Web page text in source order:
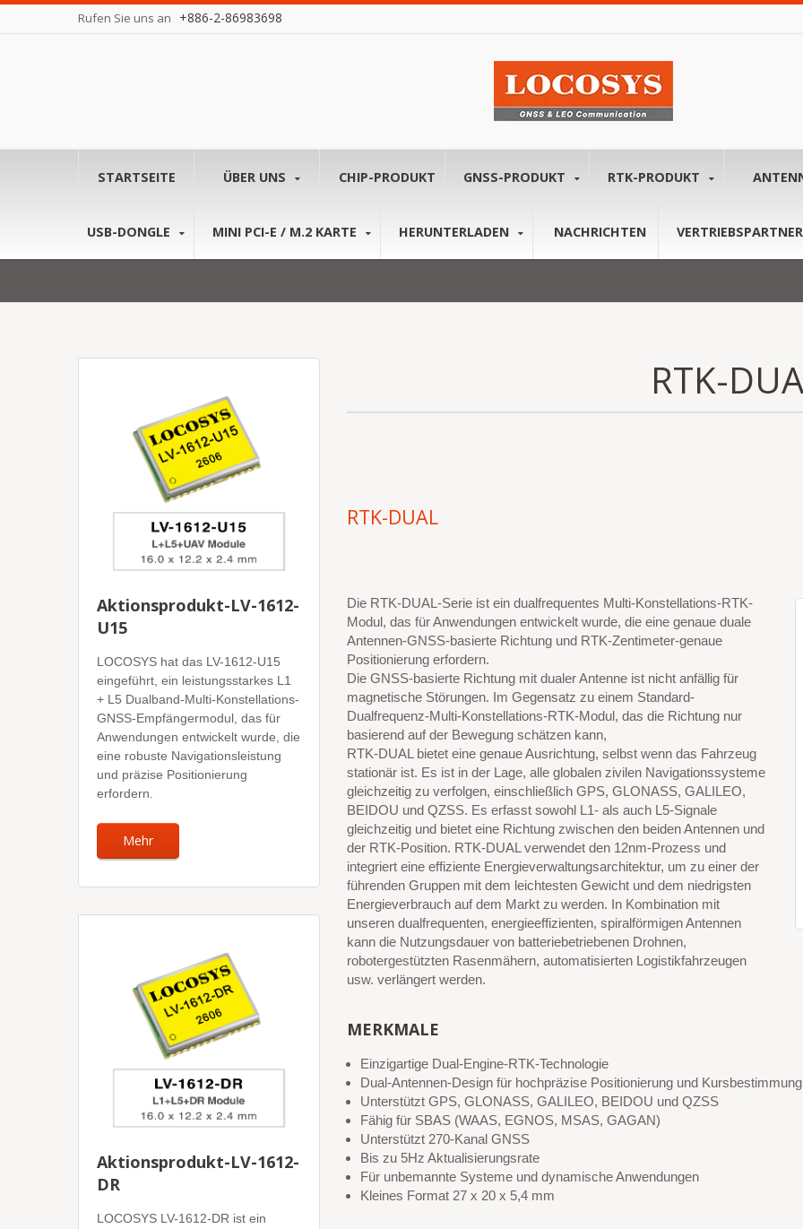
Rufen Sie uns an +886-2-86983698
STARTSEITE ÜBER UNS CHIP-PRODUKT GNSS-PRODUKT RTK-PRODUKT
USB-DONGLE MINI PCI-E / M.2 KARTE HERUNTERLADEN NACHRICHTEN VERTRIEBSPARTNER
Aktionsprodukt-LV-1612-
U15
LOCOSYS hat das LV-1612-U15
eingeführt, ein leistungsstarkes L1
+ L5 Dualband-Multi-Konstellations-
GNSS-Empfängermodul, das für
Anwendungen entwickelt wurde, die
eine robuste Navigationsleistung
und präzise Positionierung
erfordern.
Mehr
Aktionsprodukt-LV-1612-
DR
LOCOSYS LV-1612-DR ist ein
RTK-
RTK-DUAL
Die RTK-DUAL-Serie ist ein dualfrequentes Multi-Konstellations-RTK-
Modul, das für Anwendungen entwickelt wurde, die eine genaue duale
Antennen-GNSS-basierte Richtung und RTK-Zentimeter-genaue
Positionierung erfordern.
Die GNSS-basierte Richtung mit dualer Antenne ist nicht anfällig für
magnetische Störungen. Im Gegensatz zu einem Standard-
Dualfrequenz-Multi-Konstellations-RTK-Modul, das die Richtung nur
basierend auf der Bewegung schätzen kann,
RTK-DUAL bietet eine genaue Ausrichtung, selbst wenn das Fahrzeug
stationär ist. Es ist in der Lage, alle globalen zivilen Navigationssysteme
gleichzeitig zu verfolgen, einschließlich GPS, GLONASS, GALILEO,
BEIDOU und QZSS. Es erfasst sowohl L1- als auch L5-Signale
gleichzeitig und bietet eine Richtung zwischen den beiden Antennen und
der RTK-Position. RTK-DUAL verwendet den 12nm-Prozess und
integriert eine effiziente Energieverwaltungsarchitektur, um zu einer der
führenden Gruppen mit dem leichtesten Gewicht und dem niedrigsten
Energieverbrauch auf dem Markt zu werden. In Kombination mit
unseren dualfrequenten, energieeffizienten, spiralförmigen Antennen
kann die Nutzungsdauer von batteriebetriebenen Drohnen,
robotergestützten Rasenmähern, automatisierten Logistikfahrzeugen
usw. verlängert werden.
MERKMALE
Einzigartige Dual-Engine-RTK-Technologie
Dual-Antennen-Design für hochpräzise Positionierung und Kursbestimmung
Unterstützt GPS, GLONASS, GALILEO, BEIDOU und QZSS
Fähig für SBAS (WAAS, EGNOS, MSAS, GAGAN)
Unterstützt 270-Kanal GNSS
Bis zu 5Hz Aktualisierungsrate
Für unbemannte Systeme und dynamische Anwendungen
Kleines Format 27 x 20 x 5,4 mm